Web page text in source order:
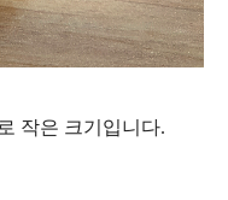
작은 크기입니다.